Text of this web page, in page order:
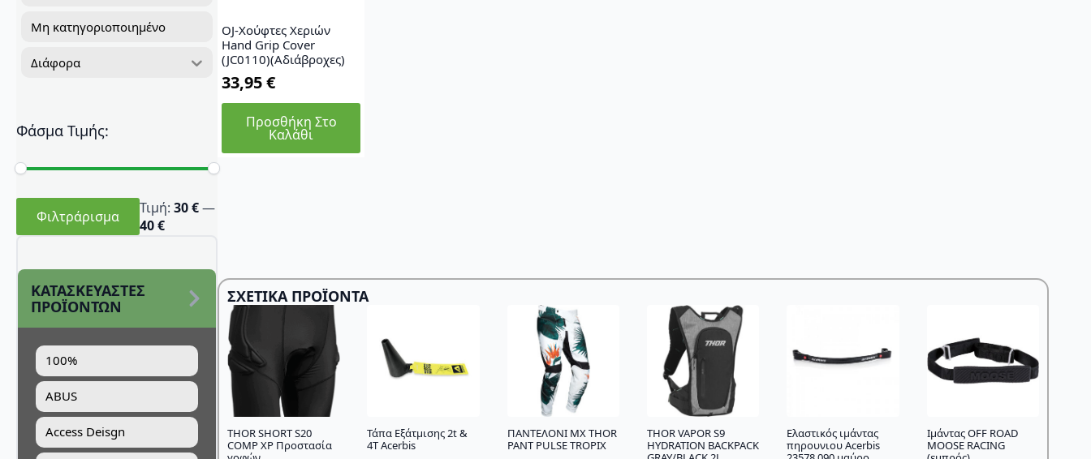
Μη κατηγοριοποιημένο
Διάφορα
Φάσμα Τιμής:
Ελάχιστη
τιμή
Μέγιστη
τιμήΦιλτράρισμα Τιμή: 30 €—
40 €
ΚΑΤΑΣΚΕΥΑΣΤΕΣ
ΠΡΟΪΟΝΤΩΝ
100%
ABUS
Access Deisgn
ΟJ-Xούφτες Χεριών
Hand Grip Cover
(JC0110)(Aδιάβροχες)
33,95€
Προσθήκη Στο
Καλάθι
ΣΧΕΤΙΚΆ ΠΡΟΪΌΝΤΑ
THOR SHORT S20
COMP XP Προστασία
Τάπα Εξάτμισης 2t &
4T Acerbis
ΠΑΝΤΕΛΟΝΙ MX THOR
PANT PULSE TROPIX
THOR VAPOR S9
HYDRATION BACKPACK
Ελαστικός ιμάντας
πηρουνιου Acerbis
Ιμάντας OFF ROAD
MOOSE RACING